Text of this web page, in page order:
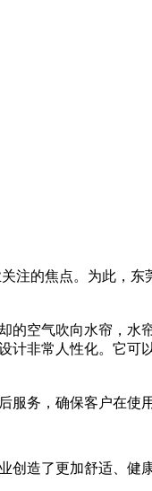
注的焦点。为此，东
的空气吹向水帘，水
计非常人性化。它可
务，确保客户在使
创造了更加舒适、健